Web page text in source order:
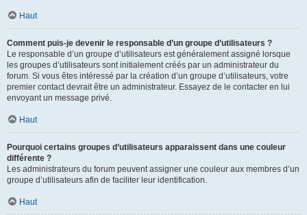
Haut
Comment puis-je devenir le responsable d’un groupe d’utilisateurs ?
Le responsable d’un groupe d’utilisateurs est généralement assigné lorsque
les groupes d’utilisateurs sont initialement créés par un administrateur du
forum. Si vous êtes intéressé par la création d’un groupe d’utilisateurs, votre
premier contact devrait être un administrateur. Essayez de le contacter en lui
envoyant un message privé.
Haut
Pourquoi certains groupes d’utilisateurs apparaissent dans une couleur
différente ?
Les administrateurs du forum peuvent assigner une couleur aux membres d’un
groupe d’utilisateurs afin de faciliter leur identification.
Haut